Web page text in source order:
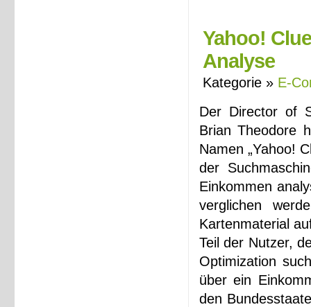
Yahoo!
Analyse
Kategorie » E-
Der Director of
Brian Theodore
Namen „Yahoo!
der
Einkommen
verglichen
Kartenmaterial
Teil der Nutzer,
Optimization
über ein
den